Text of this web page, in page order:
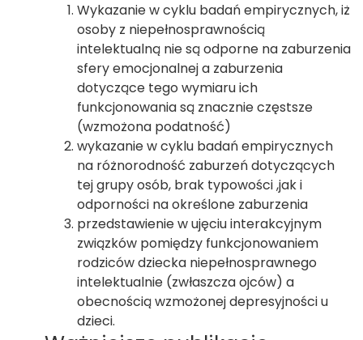
Wykazanie w cyklu badań empirycznych, iż
osoby z niepełnosprawnością
intelektualną nie są odporne na zaburzenia
sfery emocjonalnej a zaburzenia
dotyczące tego wymiaru ich
funkcjonowania są znacznie częstsze
(wzmożona podatność)
wykazanie w cyklu badań empirycznych
na różnorodność zaburzeń dotyczących
tej grupy osób, brak typowości ,jak i
odporności na określone zaburzenia
przedstawienie w ujęciu interakcyjnym
związków pomiędzy funkcjonowaniem
rodziców dziecka niepełnosprawnego
intelektualnie (zwłaszcza ojców) a
obecnością wzmożonej depresyjności u
dzieci.